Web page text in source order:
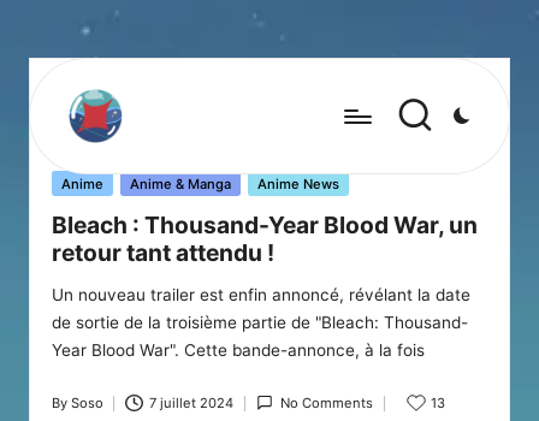
Posted
Anime Anime & Manga Anime News
Bleach : Thousand-Year Blood War, un
retour tant attendu !
Un nouveau trailer est enfin annoncé, révélant la date
de sortie de la troisième partie de "Bleach: Thousand-
Year Blood War". Cette bande-annonce, à la fois
Posted
By Soso 7 juillet 2024 No Comments 13